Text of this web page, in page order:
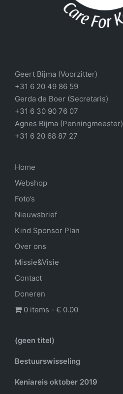
Geert Bijma (Voorzitter)
+31 6 20 49 86 59
Gerda de Boer (Secretaris)
+31 6 30 90 76 07
Agnes Bijma (Penningmeester)
+31 6 20 68 87 27
Home
Webshop
Foto’s
Nieuwsbrief
Kind Sponsor Plan
Over ons
Missie&Visie
Contact
Doneren
0 items
€ 0.00
(geen titel)
Bestuurswisseling
Keniareis oktober 2019